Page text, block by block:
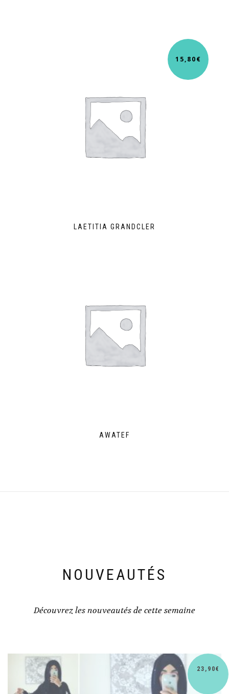
LAETITIA GRANDCLER
15,80€
AWATEF
NOUVEAUTÉS
Découvrez les nouveautés de cette semaine